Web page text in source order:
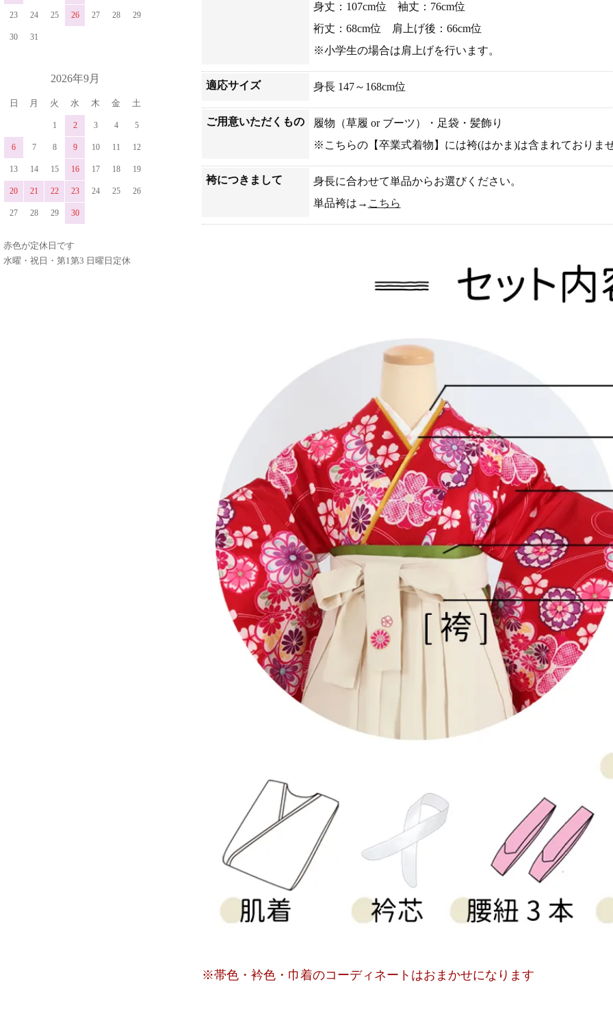
身丈：107cm位 袖丈：76cm位
裄丈：68cm位 肩上げ後：66cm位
※小学生の場合は肩上げを行います。
適応サイズ 身長 147～168cm位
ご用意いただくもの
履物（草履 or ブーツ）・足袋・髪飾り
※こちらの【卒業式着物】には袴(はかま)は含まれておりま
袴につきまして
身長に合わせて単品からお選びください。
単品袴は→ こちら
※帯色・衿色・巾着のコーディネートはおまかせになります
23 24 25 26 27 28 29
30 31
2026年9月
日 月 火 水 木 金 土
1 2 3 4 5
6 7 8 9 10 11 12
13 14 15 16 17 18 19
20 21 22 23 24 25 26
27 28 29 30
赤色が定休日です
水曜・祝日・第1第3 日曜日定休